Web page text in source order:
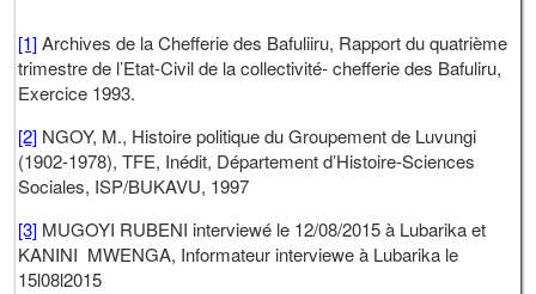
[1]Archives de la Chefferie des Bafuliiru, Rapport du quatrième
trimestre de l’Etat-Civil de la collectivité- chefferie des Bafuliru,
Exercice 1993.
[2] NGOY, M., Histoire politique du Groupement de Luvungi
(1902-1978), TFE, Inédit, Département d’Histoire-Sciences
Sociales, ISP/BUKAVU, 1997
[3] MUGOYI RUBENI interviewé le 12/08/2015 à Lubarika et
KANINI MWENGA, Informateur interviewe à Lubarika le
15l08l2015